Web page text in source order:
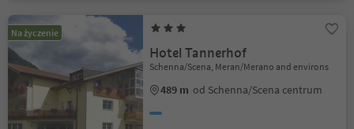
Na życzenie
Hotel Tannerhof
Schenna/Scena, Meran/Merano and environs
489 m od Schenna/Scena centrum